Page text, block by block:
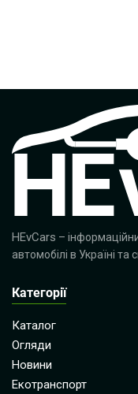
HEvCars –
автомобілі в Україні та
Категорії
Каталог
Огляди
Новини
Екотранспорт